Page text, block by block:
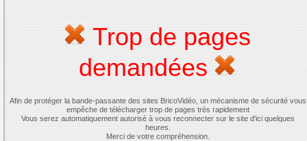
Trop de pages
demandées
Afin de protéger la bande-passante des sites BricoVidéo, un mécanisme de sécurité vous
empêche de télécharger trop de pages très rapidement
Vous serez automatiquement autorisé à vous reconnecter sur le site d'ici quelques
heures.
Merci de votre compréhension.